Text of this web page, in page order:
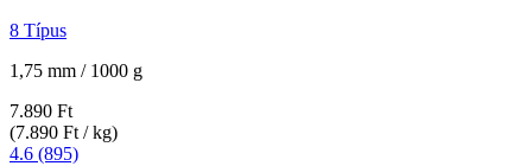
8 Típus
1,75 mm / 1000 g
7.890 Ft
(7.890 Ft / kg)
4.6 (895)